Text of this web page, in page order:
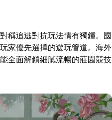
稱追逃對抗玩法情有獨鍾。國
家優先選擇的遊玩管道。海外
全面解鎖細膩流暢的莊園競技